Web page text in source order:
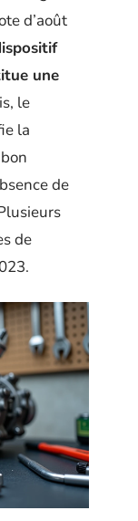
d’août
une
le
la
de
de